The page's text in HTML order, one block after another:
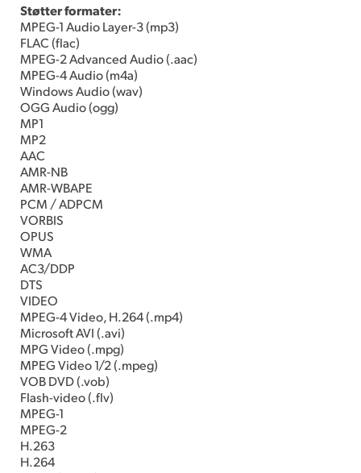
Støtter formater:
MPEG-1 Audio Layer-3 (mp3)
FLAC (flac)
MPEG-2 Advanced Audio (.aac)
MPEG-4 Audio (m4a)
Windows Audio (wav)
OGG Audio (ogg)
MP1
MP2
AAC
AMR-NB
AMR-WBAPE
PCM / ADPCM
VORBIS
OPUS
WMA
AC3/DDP
DTS
VIDEO
MPEG-4 Video, H.264 (.mp4)
Microsoft AVI (.avi)
MPG Video (.mpg)
MPEG Video 1/2 (.mpeg)
VOB DVD (.vob)
Flash-video (.flv)
MPEG-1
MPEG-2
H.263
H.264